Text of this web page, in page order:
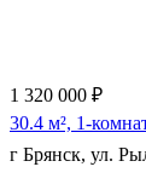
1 320 000 ₽
30.4 м², 1-
г Брянск, ул.